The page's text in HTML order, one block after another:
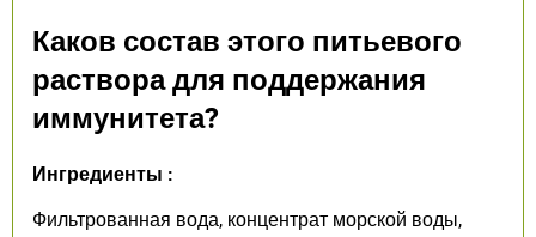
Каков состав этого питьевого
раствора для поддержания
иммунитета?
Ингредиенты :
Фильтрованная вода, концентрат морской воды,